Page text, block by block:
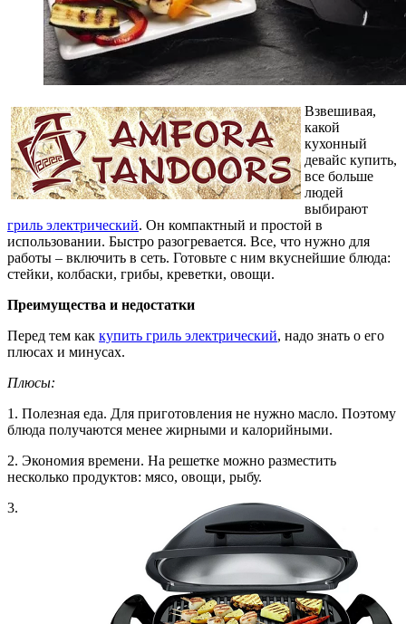
Взвешивая,
какой
кухонный
девайс купить,
все больше
людей
выбирают
гриль электрический. Он компактный и простой в
использовании. Быстро разогревается. Все, что нужно для
работы – включить в сеть. Готовьте с ним вкуснейшие блюда:
стейки, колбаски, грибы, креветки, овощи.
Преимущества и недостатки
Перед тем как купить гриль электрический, надо знать о его
плюсах и минусах.
Плюсы:
1. Полезная еда. Для приготовления не нужно масло. Поэтому
блюда получаются менее жирными и калорийными.
2. Экономия времени. На решетке можно разместить
несколько продуктов: мясо, овощи, рыбу.
3.